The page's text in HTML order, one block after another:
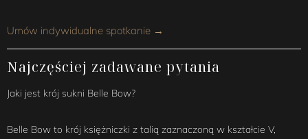
Umów indywidualne spotkanie →
Najczęściej zadawane pytania
Jaki jest krój sukni Belle Bow?
Belle Bow to krój księżniczki z talią zaznaczoną w kształcie V,